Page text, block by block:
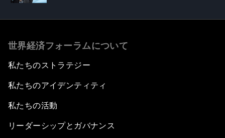
世界経済フォーラムについて
私たちのストラテジー
私たちのアイデンティティ
私たちの活動
リーダーシップとガバナンス